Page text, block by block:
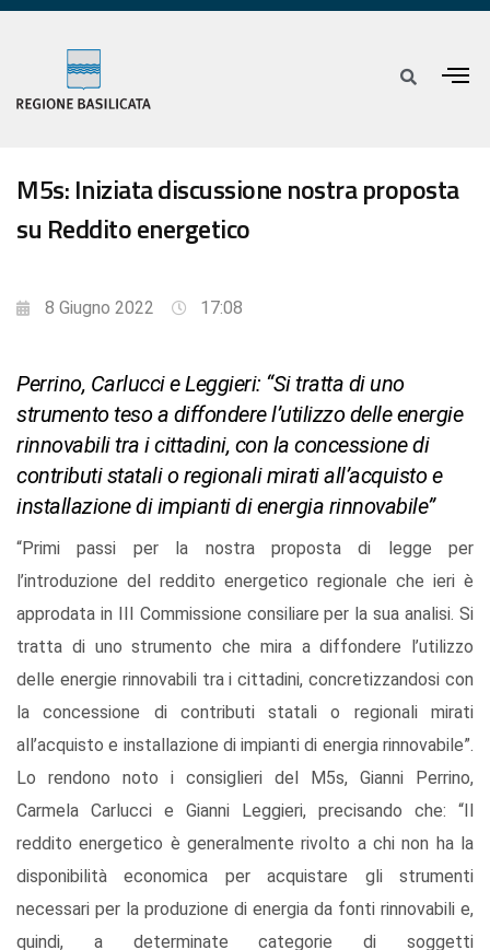
M5s: Iniziata discussione nostra proposta
su Reddito energetico
8 Giugno 2022 17:08
Perrino, Carlucci e Leggieri: “Si tratta di uno
strumento teso a diffondere l’utilizzo delle energie
rinnovabili tra i cittadini, con la concessione di
contributi statali o regionali mirati all’acquisto e
installazione di impianti di energia rinnovabile”
“Primi passi per la nostra proposta di legge per
l’introduzione del reddito energetico regionale che ieri è
approdata in III Commissione consiliare per la sua analisi. Si
tratta di uno strumento che mira a diffondere l’utilizzo
delle energie rinnovabili tra i cittadini, concretizzandosi con
la concessione di contributi statali o regionali mirati
all’acquisto e installazione di impianti di energia rinnovabile”.
Lo rendono noto i consiglieri del M5s, Gianni Perrino,
Carmela Carlucci e Gianni Leggieri, precisando che: “Il
reddito energetico è generalmente rivolto a chi non ha la
disponibilità economica per acquistare gli strumenti
necessari per la produzione di energia da fonti rinnovabili e,
quindi, a determinate categorie di soggetti